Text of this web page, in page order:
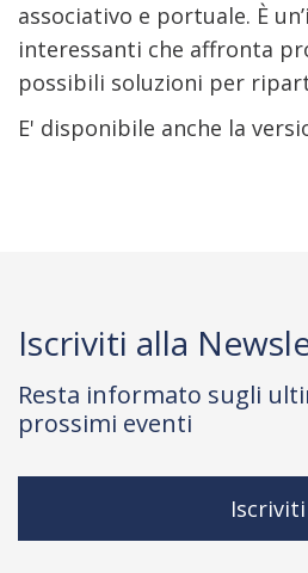
associativo e portuale. È
interessanti che affronta
possibili soluzioni per
E' disponibile anche la
Iscriviti alla
Resta informato sugli
prossimi eventi
Iscriviti